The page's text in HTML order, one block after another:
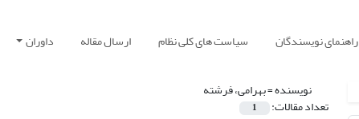
راهنمای نویسندگان سیاست های کلی نظام ارسال مقاله داوران
نویسنده =بهرامی، فرشته
تعداد مقالات: 1